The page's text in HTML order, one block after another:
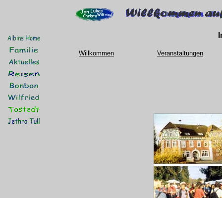
Willkommen Veranstaltungen